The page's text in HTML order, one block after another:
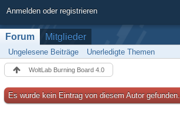
Anmelden oder registrieren
Forum Mitglieder
Ungelesene Beiträge Unerledigte Themen
WoltLab Burning Board 4.0
Es wurde kein Eintrag von diesem Autor gefunden.